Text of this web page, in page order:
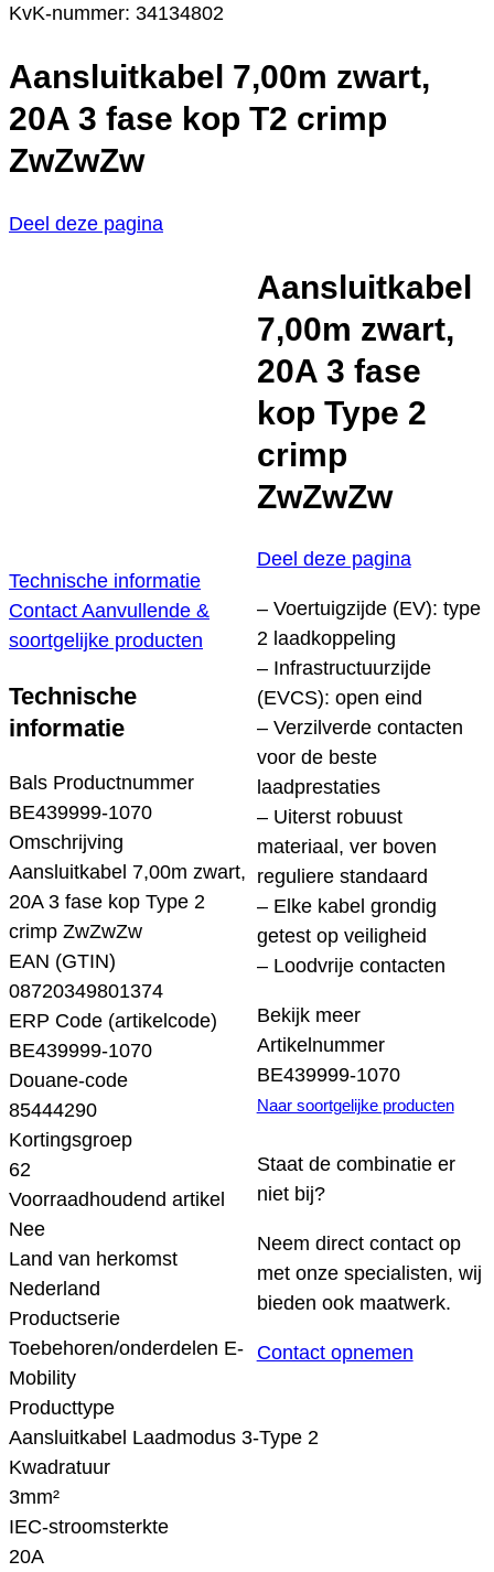
KvK-nummer: 34134802
Aansluitkabel 7,00m zwart,
20A 3 fase kop T2 crimp
ZwZwZw
Deel deze pagina
Aansluitkabel
7,00m zwart,
20A 3 fase
kop Type 2
crimp
ZwZwZw
Deel deze pagina
– Voertuigzijde (EV): type
2 laadkoppeling
– Infrastructuurzijde
(EVCS): open eind
– Verzilverde contacten
voor de beste
laadprestaties
– Uiterst robuust
materiaal, ver boven
reguliere standaard
– Elke kabel grondig
getest op veiligheid
– Loodvrije contacten
Bekijk meer
Artikelnummer
BE439999-1070
Naar soortgelijke producten
Staat de combinatie er
niet bij?
Neem direct contact op
met onze specialisten, wij
bieden ook maatwerk.
Contact opnemen
Technische informatie
Contact Aanvullende &
soortgelijke producten
Technische
informatie
Bals Productnummer
BE439999-1070
Omschrijving
Aansluitkabel 7,00m zwart,
20A 3 fase kop Type 2
crimp ZwZwZw
EAN (GTIN)
08720349801374
ERP Code (artikelcode)
BE439999-1070
Douane-code
85444290
Kortingsgroep
62
Voorraadhoudend artikel
Nee
Land van herkomst
Nederland
Productserie
Toebehoren/onderdelen E-
Mobility
Producttype
Aansluitkabel Laadmodus 3-Type 2
Kwadratuur
3mm²
IEC-stroomsterkte
20A